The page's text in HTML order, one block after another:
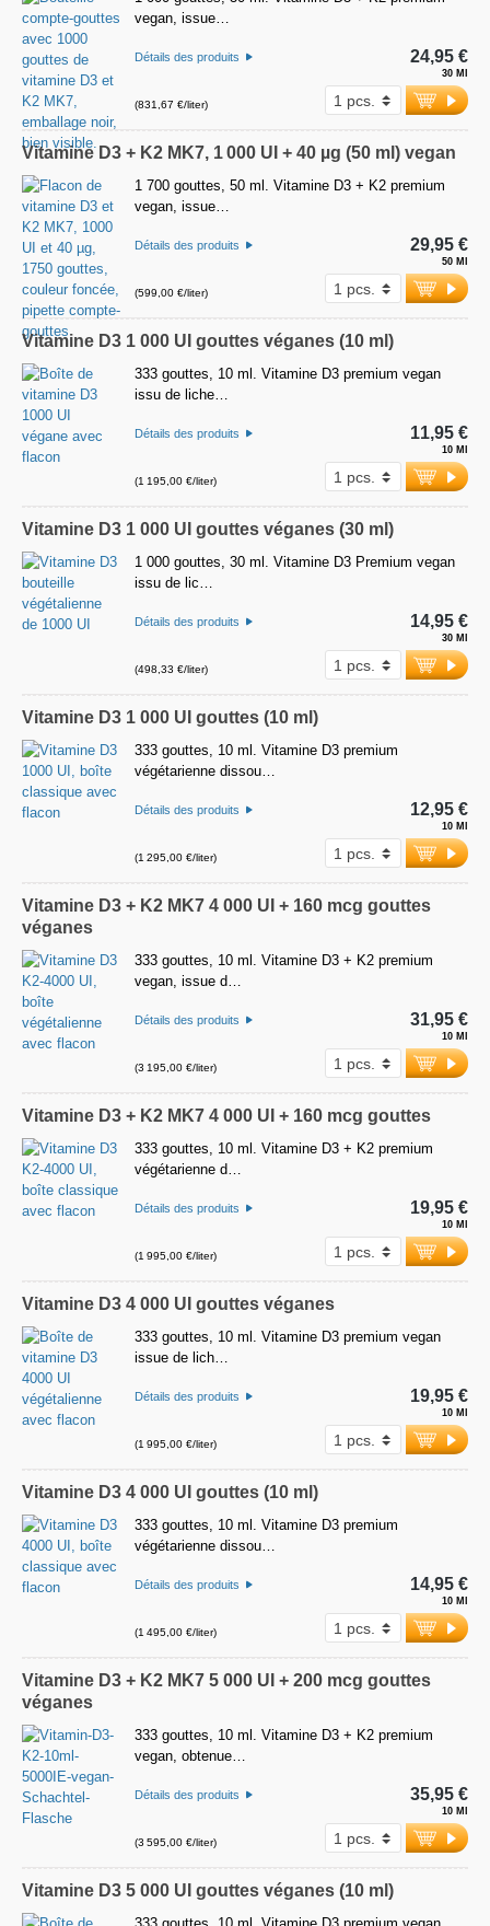
vegan, issue…
Détails des produits
(831,67 €/liter)
30 Ml
24,95 €
Vitamine D3 + K2 MK7, 1 000 UI + 40 µg (50 ml) vegan
1 700 gouttes, 50 ml. Vitamine D3 + K2 premium
vegan, issue…
Détails des produits
(599,00 €/liter)
50 Ml
29,95 €
Vitamine D3 1 000 UI gouttes véganes (10 ml)
333 gouttes, 10 ml. Vitamine D3 premium vegan
issu de liche…
Détails des produits
(1 195,00 €/liter)
10 Ml
11,95 €
Vitamine D3 1 000 UI gouttes véganes (30 ml)
1 000 gouttes, 30 ml. Vitamine D3 Premium vegan
issu de lic…
Détails des produits
(498,33 €/liter)
30 Ml
14,95 €
Vitamine D3 1 000 UI gouttes (10 ml)
333 gouttes, 10 ml. Vitamine D3 premium
végétarienne dissou…
Détails des produits
(1 295,00 €/liter)
10 Ml
12,95 €
Vitamine D3 + K2 MK7 4 000 UI + 160 mcg gouttes
véganes
333 gouttes, 10 ml. Vitamine D3 + K2 premium
vegan, issue d…
Détails des produits
(3 195,00 €/liter)
10 Ml
31,95 €
Vitamine D3 + K2 MK7 4 000 UI + 160 mcg gouttes
333 gouttes, 10 ml. Vitamine D3 + K2 premium
végétarienne d…
Détails des produits
(1 995,00 €/liter)
10 Ml
19,95 €
Vitamine D3 4 000 UI gouttes véganes
333 gouttes, 10 ml. Vitamine D3 premium vegan
issue de lich…
Détails des produits
(1 995,00 €/liter)
10 Ml
19,95 €
Vitamine D3 4 000 UI gouttes (10 ml)
333 gouttes, 10 ml. Vitamine D3 premium
végétarienne dissou…
Détails des produits
(1 495,00 €/liter)
10 Ml
14,95 €
Vitamine D3 + K2 MK7 5 000 UI + 200 mcg gouttes
véganes
333 gouttes, 10 ml. Vitamine D3 + K2 premium
vegan, obtenue…
Détails des produits
(3 595,00 €/liter)
10 Ml
35,95 €
Vitamine D3 5 000 UI gouttes véganes (10 ml)